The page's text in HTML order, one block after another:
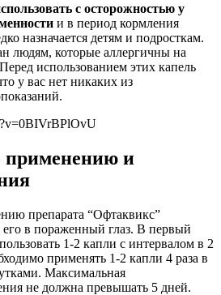
с осторожностью у
и в период кормления
назначается детям и подросткам.
людям, которые аллергичны на
использованием этих капель
у вас нет никаких из
применению и
препарата “Офтаквикс”
его в пораженный глаз. В первый
1-2 капли с интервалом в 2
применять 1-2 капли 4 раза в
Максимальная
не должна превышать 5 дней.